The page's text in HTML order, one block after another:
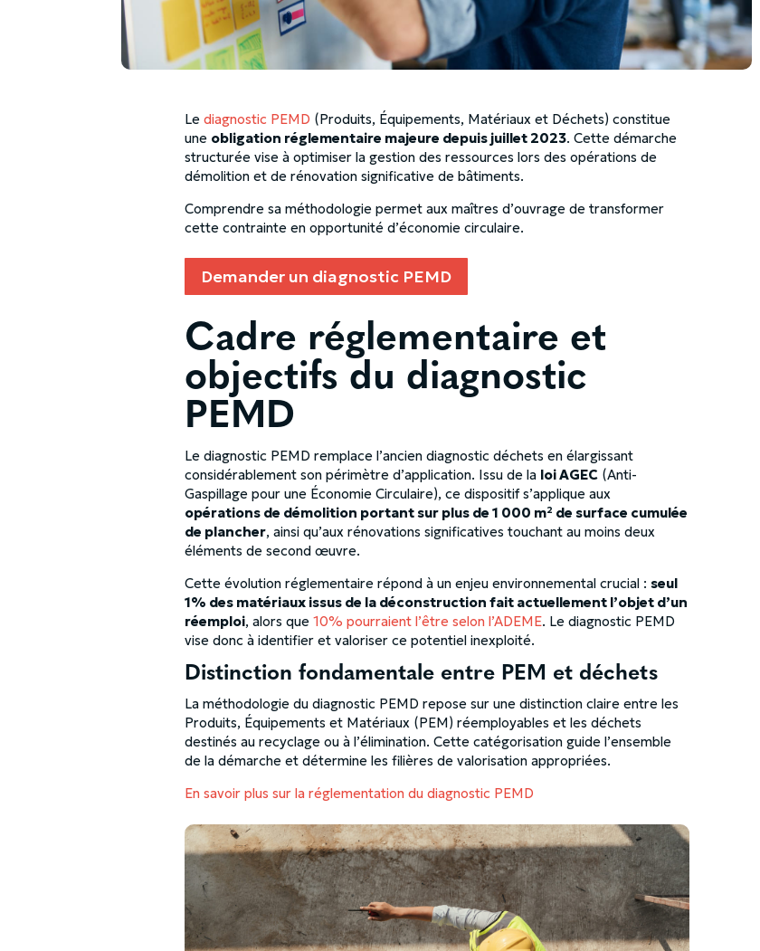
Lediagnostic PEMD (Produits, Équipements, Matériaux et Déchets) constitue
une obligation réglementaire majeure depuis juillet 2023. Cette démarche
structurée vise à optimiser la gestion des ressources lors des opérations de
démolition et de rénovation significative de bâtiments.
Comprendre sa méthodologie permet aux maîtres d’ouvrage de transformer
cette contrainte en opportunité d’économie circulaire.
Demander un diagnostic PEMD
Cadre réglementaire et
objectifs du diagnostic
PEMD
Le diagnostic PEMD remplace l’ancien diagnostic déchets en élargissant
considérablement son périmètre d’application. Issu de la loi AGEC (Anti-
Gaspillage pour une Économie Circulaire), ce dispositif s’applique aux
opérations de démolition portant sur plus de 1 000 m² de surface cumulée
de plancher, ainsi qu’aux rénovations significatives touchant au moins deux
éléments de second œuvre.
Cette évolution réglementaire répond à un enjeu environnemental crucial : seul
1% des matériaux issus de la déconstruction fait actuellement l’objet d’un
réemploi, alors que 10% pourraient l’être selon l’ADEME. Le diagnostic PEMD
vise donc à identifier et valoriser ce potentiel inexploité.
Distinction fondamentale entre PEM et déchets
La méthodologie du diagnostic PEMD repose sur une distinction claire entre les
Produits, Équipements et Matériaux (PEM) réemployables et les déchets
destinés au recyclage ou à l’élimination. Cette catégorisation guide l’ensemble
de la démarche et détermine les filières de valorisation appropriées.
En savoir plus sur la réglementation du diagnostic PEMD